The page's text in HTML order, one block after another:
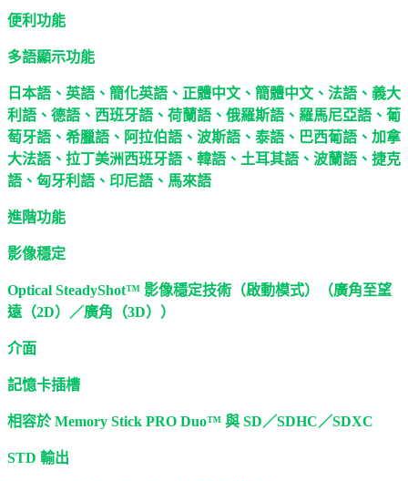
便利功能
多語顯示功能
日本語、英語、簡化英語、正體中文、簡體中文、法語、義大
利語、德語、西班牙語、荷蘭語、俄羅斯語、羅馬尼亞語、葡
萄牙語、希臘語、阿拉伯語、波斯語、泰語、巴西葡語、加拿
大法語、拉丁美洲西班牙語、韓語、土耳其語、波蘭語、捷克
語、匈牙利語、印尼語、馬來語
進階功能
影像穩定
Optical SteadyShot™ 影像穩定技術（啟動模式）（廣角至望
遠（2D）／廣角（3D））
介面
記憶卡插槽
相容於 Memory Stick PRO Duo™ 與 SD／SDHC／SDXC
STD 輸出